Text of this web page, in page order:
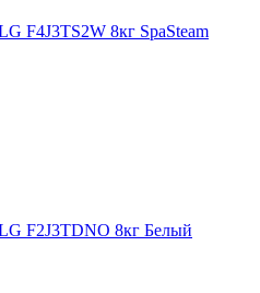
F4J3TS2W 8кг SpaSteam
F2J3TDNO 8кг Белый